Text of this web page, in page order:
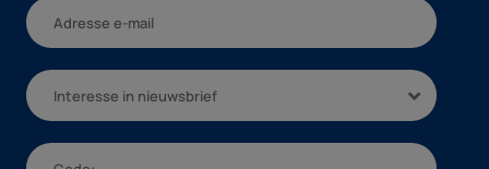
Interesse in nieuwsbrief